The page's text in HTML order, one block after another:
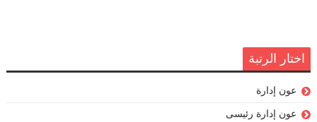
اختار الرتبة
عون إدارة
عون إدارة رئيسى